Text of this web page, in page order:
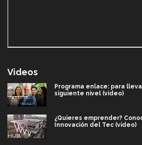
Videos
Programa enlace: para
siguiente nivel (video)
¿Quieres emprender?
Innovación del Tec (video)